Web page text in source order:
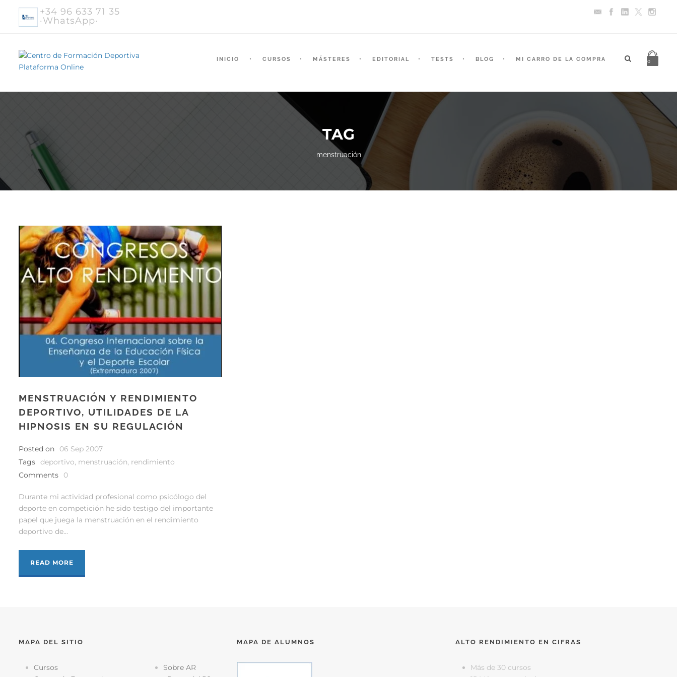
+34 96 633 71 35
·WhatsApp·
INICIO CURSOS MÁSTERES EDITORIAL TESTS BLOG MI CARRO DE LA COMPRA 0
TAG
menstruación
MENSTRUACIÓN Y RENDIMIENTO
DEPORTIVO, UTILIDADES DE LA
HIPNOSIS EN SU REGULACIÓN
Posted on
06 Sep 2007
Tags deportivo, menstruación, rendimiento
Comments
0
Durante mi actividad profesional como psicólogo del
deporte en competición he sido testigo del importante
papel que juega la menstruación en el rendimiento
deportivo de...
READ MORE
MAPA DEL SITIO
Cursos
Sobre AR
MAPA DE ALUMNOS ALTO RENDIMIENTO EN CIFRAS
Más de 30 cursos